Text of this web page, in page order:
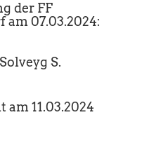
der FF
07.03.2024:
S.
11.03.2024